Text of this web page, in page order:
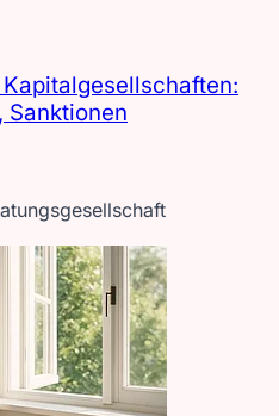
Sanktionen